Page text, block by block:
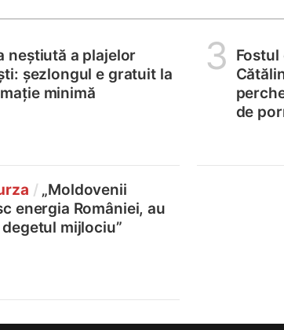
neștiută a plajelor
șezlongul e gratuit la
minimă
3
de
/ „Moldovenii
energia României, au
mijlociu”